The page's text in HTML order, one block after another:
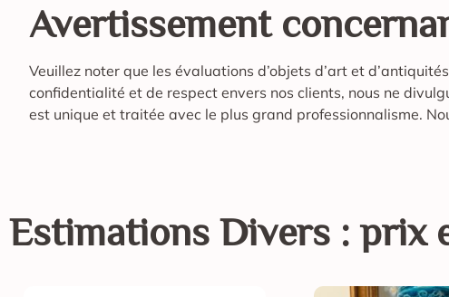
Avertissement
Veuillez noter que les évaluations d’objets d’art et
confidentialité et de respect envers nos clients, nous ne
est unique et traitée avec le plus grand professionnalisme.
Estimations Divers : prix